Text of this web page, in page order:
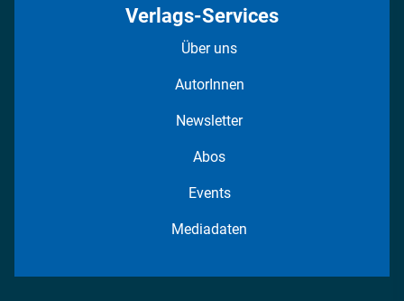
Verlags-Services
Über uns
AutorInnen
Newsletter
Abos
Events
Mediadaten